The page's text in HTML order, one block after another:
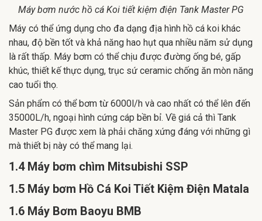
Máy bơm nước hồ cá Koi tiết kiệm điện Tank Master PG
Máy có thể ứng dụng cho đa dạng địa hình hồ cá koi khác
nhau, độ bền tốt và khả năng hao hụt qua nhiều năm sử dụng
là rất thấp. Máy bơm có thể chịu được đường ống bé, gấp
khúc, thiết kế thực dụng, trục sứ ceramic chống ăn mòn năng
cao tuổi thọ.
Sản phẩm có thể bơm từ 6000l/h và cao nhất có thể lên đến
35000L/h, ngoại hình cứng cáp bền bỉ. Về giá cả thì Tank
Master PG được xem là phải chăng xứng đáng với những gì
mà thiết bị này có thể mang lại.
1.4 Máy bơm chìm Mitsubishi SSP
1.5 Máy bơm Hồ Cá Koi Tiết Kiệm Điện Matala
1.6 Máy Bơm Baoyu BMB